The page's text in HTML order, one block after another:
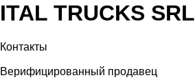
ITAL TRUCKS SRL
Контакты
Верифицированный продавец